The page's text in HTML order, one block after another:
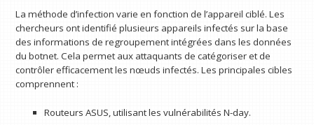
La méthode d’infection varie en fonction de l’appareil ciblé. Les
chercheurs ont identifié plusieurs appareils infectés sur la base
des informations de regroupement intégrées dans les données
du botnet. Cela permet aux attaquants de catégoriser et de
contrôler efficacement les nœuds infectés. Les principales cibles
comprennent :
Routeurs ASUS, utilisant les vulnérabilités N-day.